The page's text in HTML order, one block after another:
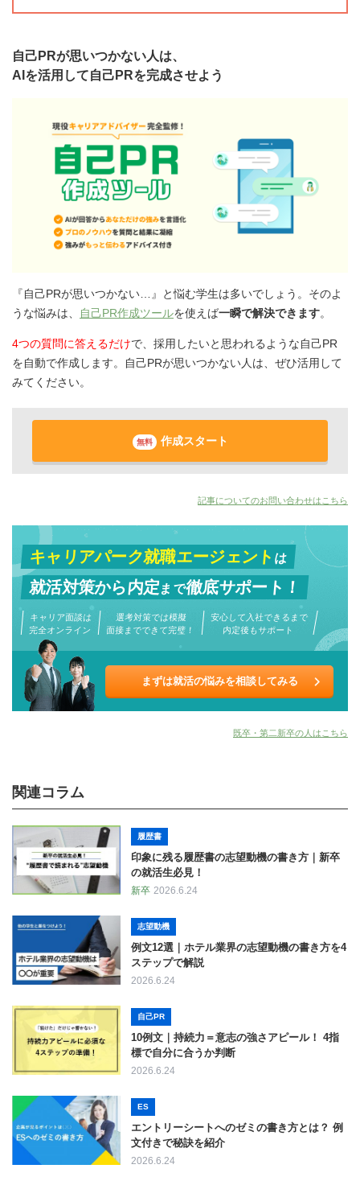
自己PRが思いつかない人は、
AIを活用して自己PRを完成させよう
『自己PRが思いつかない…』と悩む学生は多いでしょう。そのよ
うな悩みは、
自己PR作成ツールを使えば一瞬で解決できます。
4つの質問に答えるだけで、採用したいと思われるような自己PR
を自動で作成します。自己PRが思いつかない人は、ぜひ活用して
みてください。
無料 作成スタート
記事についてのお問い合わせはこちら
キャリアパーク就職エージェントは
就活対策から内定まで徹底サポート！
キャリア面談は
完全オンライン
選考対策では模擬
面接までできて完璧！
安心して入社できるまで
内定後もサポート
まずは就活の悩みを相談してみる
既卒・第二新卒の人はこちら
関連コラム
履歴書
印象に残る履歴書の志望動機の書き方｜新卒
の就活生必見！
新卒 2026.6.24
志望動機
例文12選｜ホテル業界の志望動機の書き方を4
ステップで解説
2026.6.24
自己PR
10例文｜持続力＝意志の強さアピール！ 4指
標で自分に合うか判断
2026.6.24
ES
エントリーシートへのゼミの書き方とは？ 例
文付きで秘訣を紹介
2026.6.24